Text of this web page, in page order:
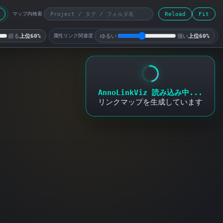
マップ内検索 Reload Fit
絞る 上位60% 属性リンク関連度 ゆるい 強い 上位60%
AnnoLinkViz 読み込み中...
リンクマップを生成しています